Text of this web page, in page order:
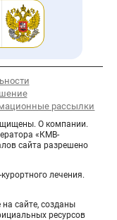
рассылки
О компании.
«КМВ-
сайта разрешено
лечения.
сайте, созданы
ресурсов